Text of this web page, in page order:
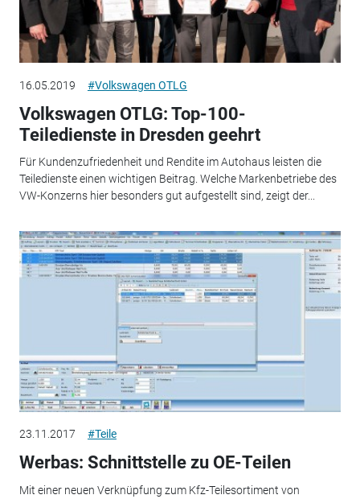
16.05.2019 #Volkswagen OTLG
Volkswagen OTLG: Top-100-
Teiledienste in Dresden geehrt
Für Kundenzufriedenheit und Rendite im Autohaus leisten die
Teiledienste einen wichtigen Beitrag. Welche Markenbetriebe des
VW-Konzerns hier besonders gut aufgestellt sind, zeigt der...
23.11.2017 #Teile
Werbas: Schnittstelle zu OE-Teilen
Mit einer neuen Verknüpfung zum Kfz-Teilesortiment von